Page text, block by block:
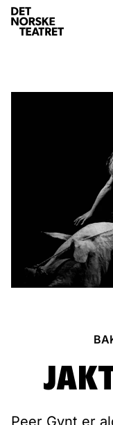
Peer Gynt er